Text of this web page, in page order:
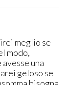
meglio se
modo,
una
geloso se